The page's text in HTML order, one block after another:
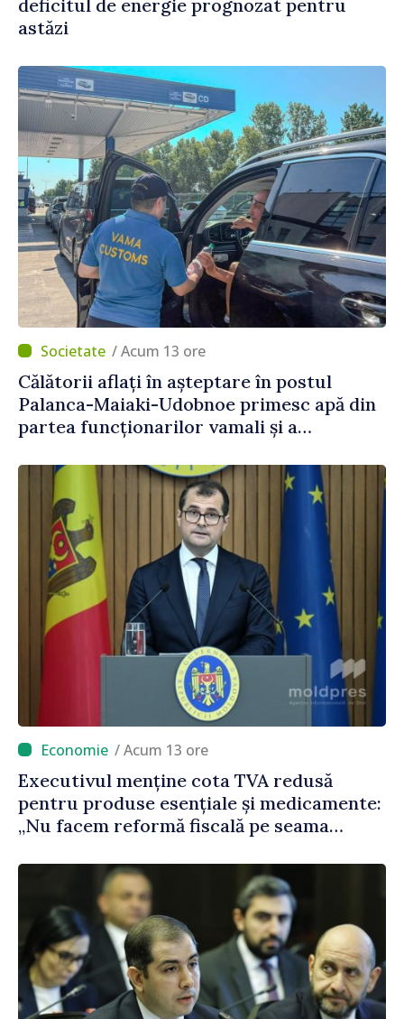
deficitul de energie prognozat pentru
astăzi
/ Acum 13 ore
Călătorii aflați în așteptare în postul
Palanca-Maiaki-Udobnoe primesc apă din
partea funcționarilor vamali și a
/ Acum 13 ore
Executivul menține cota TVA redusă
pentru produse esențiale și medicamente:
„Nu facem reformă fiscală pe seama